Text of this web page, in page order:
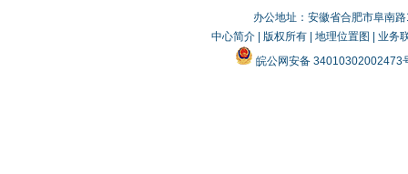
办公地址：安徽省合肥市阜南
中心简介| 版权所有| 地理位置图
业务
皖公网安备 34010302002473